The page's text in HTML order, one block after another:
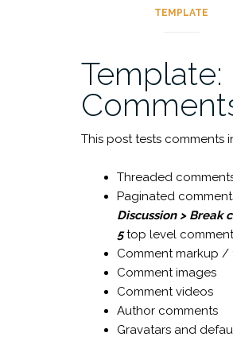
TEMPLATE
Template:
This post tests comments
Threaded
Paginated
Discussion > Break
5top level
Comment markup /
Comment images
Comment videos
Author comments
Gravatars and